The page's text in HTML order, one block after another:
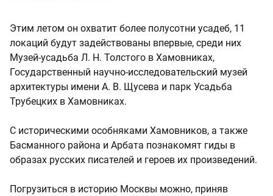
Этим летом он охватит более полусотни усадеб, 11
локаций будут задействованы впервые, среди них
Музей-усадьба Л. Н. Толстого в Хамовниках,
Государственный научно-исследовательский музей
архитектуры имени А. В. Щусева и парк Усадьба
Трубецких в Хамовниках.
С историческими особняками Хамовников, а также
Басманного района и Арбата познакомят гиды в
образах русских писателей и героев их произведений.
Погрузиться в историю Москвы можно, приняв